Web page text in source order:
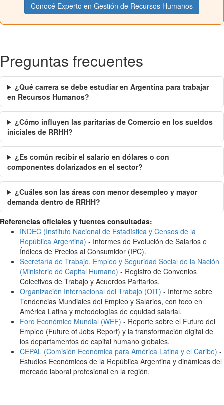
Conocé Experto en Gestión de Recursos Humanos
Preguntas frecuentes
¿Qué carrera se debe estudiar en Argentina para trabajar
en Recursos Humanos?
¿Cómo influyen las paritarias de Comercio en los sueldos
iniciales de RRHH?
¿Es común recibir el salario en dólares o con
componentes dolarizados en el sector?
¿Cuáles son las áreas con menor desempleo y mayor
demanda dentro de RRHH?
Referencias oficiales y fuentes consultadas:
INDEC (Instituto Nacional de Estadística y Censos de la
República Argentina) - Informes de Evolución de Salarios e
Índices de Precios al Consumidor (IPC).
Secretaría de Trabajo, Empleo y Seguridad Social de la Nación
(Ministerio de Capital Humano) - Registro de Convenios
Colectivos de Trabajo y Acuerdos Paritarios.
Organización Internacional del Trabajo (OIT) - Informe sobre
Tendencias Mundiales del Empleo y Salarios, con foco en
América Latina y metodologías de equidad salarial.
Foro Económico Mundial (WEF) - Reporte sobre el Futuro del
Empleo (Future of Jobs Report) y la transformación digital de
los departamentos de capital humano globales.
CEPAL (Comisión Económica para América Latina y el Caribe) -
Estudios Económicos de la República Argentina y dinámicas del
mercado laboral profesional en la región.